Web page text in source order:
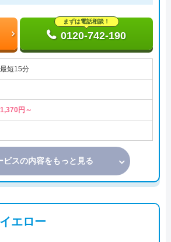
まずは電話相談！
0120-742-190
最短15分
1,370円～
ビスの内容をもっと見る
エロー